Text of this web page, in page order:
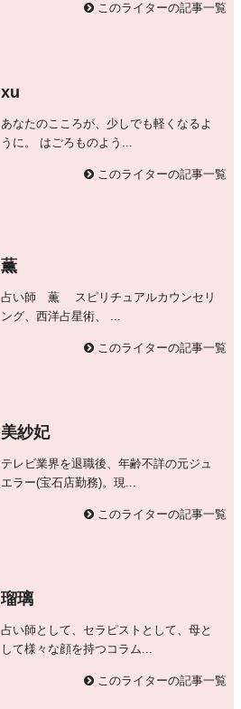
このライターの記事一覧
xu
あなたのこころが、少しでも軽くなるよ
うに。 はごろものよう...
このライターの記事一覧
薫
占い師 薫 スピリチュアルカウンセリ
ング、西洋占星術、 ...
このライターの記事一覧
美紗妃
テレビ業界を退職後、年齢不詳の元ジュ
エラー(宝石店勤務)。現...
このライターの記事一覧
瑠璃
占い師として、セラピストとして、母と
して様々な顔を持つコラム...
このライターの記事一覧